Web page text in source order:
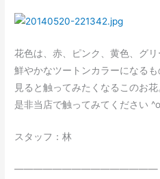
花色は、赤、ピンク、黄色、グリ
鮮やかなツートンカラーになる
見ると触ってみたくなるこのお花
是非当店で触ってみてください
スタッフ：林
———————————————